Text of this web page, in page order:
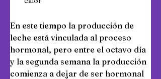
En este tiempo la producción de
leche está vinculada al proceso
hormonal, pero entre el octavo día
y la segunda semana la producción
comienza a dejar de ser hormonal